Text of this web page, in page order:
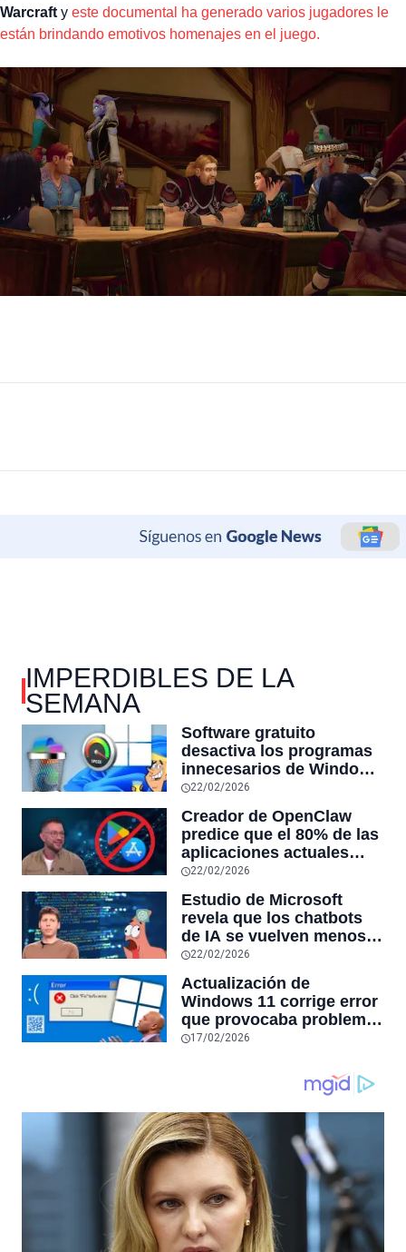
Warcraft y este documental ha generado varios jugadores le
están brindando emotivos homenajes en el juego.
IMPERDIBLES DE LA
SEMANA
Software gratuito
desactiva los programas
innecesarios de Windows
11 y optimiza el PC,
reduciendo el uso de la
RAM y mucho más
22/02/2026
Creador de OpenClaw
predice que el 80% de las
aplicaciones actuales
desaparecerán en el
futuro: “Solo sobrevivirán
las aplicaciones con
sensores únicos o
conexiones especiales a
hardware
22/02/2026
Estudio de Microsoft
revela que los chatbots
de IA se vuelven menos
confiables mientras más
tiempo hablas con ellos:
la falta de confiabilidad
sube un 112%
22/02/2026
Actualización de
Windows 11 corrige error
que provocaba problemas
al jugar en PC: los
producían desde 2023
17/02/2026